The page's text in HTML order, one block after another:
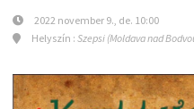
2022 november 9., de. 10:00
Helyszín : Szepsi (Moldava nad